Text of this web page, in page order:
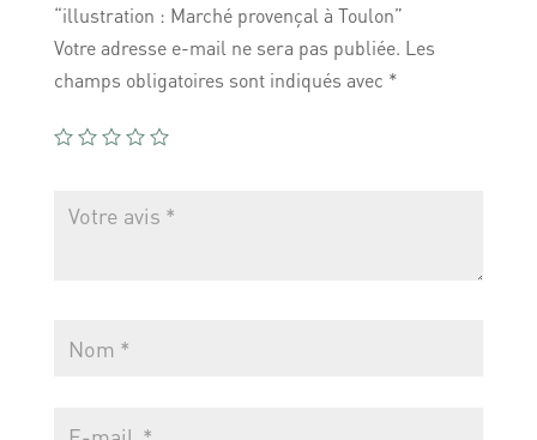
“illustration : Marché provençal à Toulon”
Votre adresse e-mail ne sera pas publiée. Les
champs obligatoires sont indiqués avec *